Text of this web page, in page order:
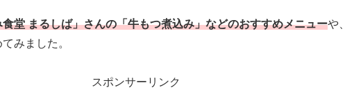
堂 まるしば」さんの「牛もつ煮込み」などのおすすめメニューや、
みました。
スポンサーリンク